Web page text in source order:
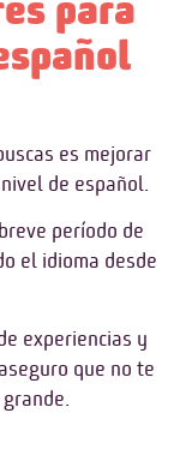
es mejorar
de español.
período de
el idioma desde
experiencias y
que no te